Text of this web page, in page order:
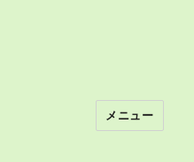
メニュー